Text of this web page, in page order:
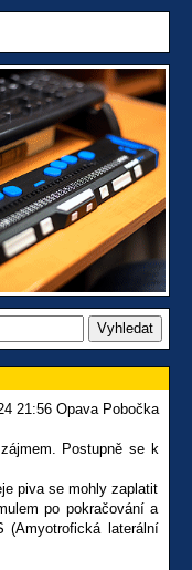
21:56 Opava Pobočka
Postupně se k
piva se mohly zaplatit
po pokračování a
(Amyotrofická laterální